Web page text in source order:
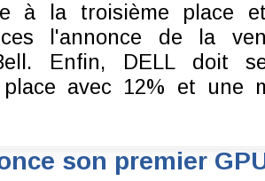
à la troisième place
l'annonce de la
Enfin, DELL doit
place avec 12% et une
son premier